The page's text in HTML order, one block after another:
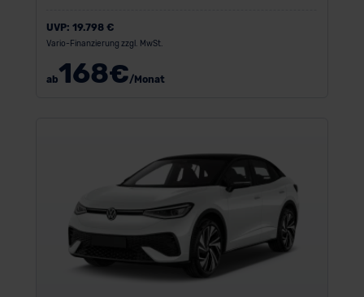
UVP: 19.798 €
Vario-Finanzierung zzgl. MwSt.
ab168€/Monat